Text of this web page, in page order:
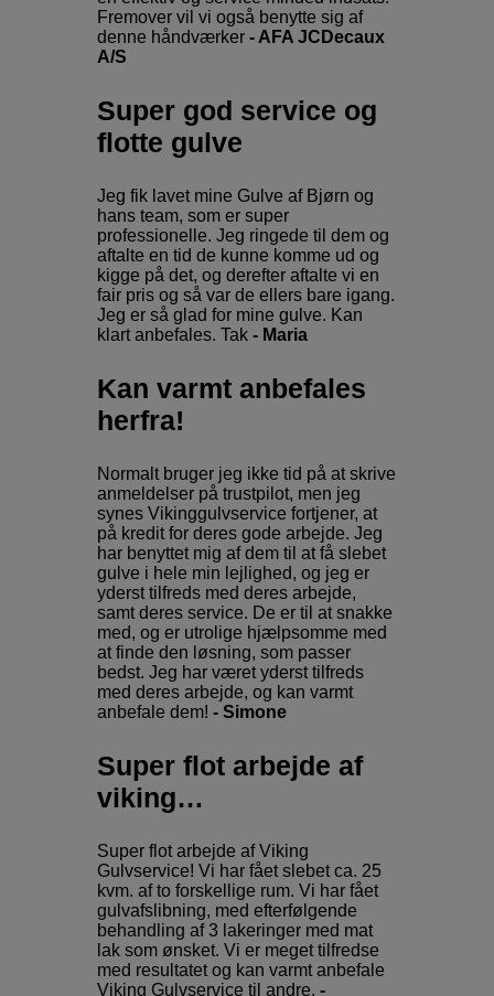
Fremover vil vi også benytte sig af
denne håndværker - AFA JCDecaux
A/S
Super god service og
flotte gulve
Jeg fik lavet mine Gulve af Bjørn og
hans team, som er super
professionelle. Jeg ringede til dem og
aftalte en tid de kunne komme ud og
kigge på det, og derefter aftalte vi en
fair pris og så var de ellers bare igang.
Jeg er så glad for mine gulve. Kan
klart anbefales. Tak - Maria
Kan varmt anbefales
herfra!
Normalt bruger jeg ikke tid på at skrive
anmeldelser på trustpilot, men jeg
synes Vikinggulvservice fortjener, at
på kredit for deres gode arbejde. Jeg
har benyttet mig af dem til at få slebet
gulve i hele min lejlighed, og jeg er
yderst tilfreds med deres arbejde,
samt deres service. De er til at snakke
med, og er utrolige hjælpsomme med
at finde den løsning, som passer
bedst. Jeg har været yderst tilfreds
med deres arbejde, og kan varmt
anbefale dem! - Simone
Super flot arbejde af
viking…
Super flot arbejde af Viking
Gulvservice! Vi har fået slebet ca. 25
kvm. af to forskellige rum. Vi har fået
gulvafslibning, med efterfølgende
behandling af 3 lakeringer med mat
lak som ønsket. Vi er meget tilfredse
med resultatet og kan varmt anbefale
Viking Gulvservice til andre. -